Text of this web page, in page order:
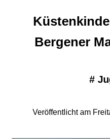
Bergener
#
Veröffentlicht am